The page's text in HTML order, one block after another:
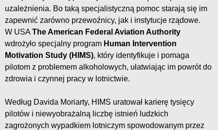
uzależnienia. Bo taką specjalistyczną pomoc starają się im
zapewnić zarówno przewoźnicy, jak i instytucje rządowe.
W USA The American Federal Aviation Authority
wdrożyło specjalny program Human Intervention
Motivation Study (HIMS), który identyfikuje i pomaga
pilotom z problemem alkoholowych, ułatwiając im powrót do
zdrowia i czynnej pracy w lotnictwie.
Według Davida Moriarty, HIMS uratował karierę tysięcy
pilotów i niewyobrażalną liczbę istnień ludzkich
zagrożonych wypadkiem lotniczym spowodowanym przez